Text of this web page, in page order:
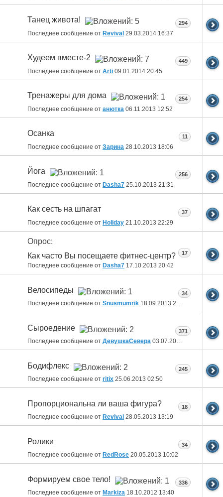
Танец живота!
Последнее сообщение от Revival 29.03.2014 16:37
294
Худеем вместе-2
Последнее сообщение от Arti 09.01.2014 20:45
449
Тренажеры для дома
Последнее сообщение от анютка 06.11.2013 12:52
254
Осанка
Последнее сообщение от Зарина 28.10.2013 18:06
11
Йога
Последнее сообщение от Dasha7 25.10.2013 21:31
256
Как сесть на шпагат
Последнее сообщение от Holiday 21.10.2013 22:29
37
Опрос:
Как часто Вы посещаете фитнес-центр?
Последнее сообщение от Dasha7 17.10.2013 20:42
17
Велосипеды
Последнее сообщение от Snusmumrik 18.09.2013 20:54
34
Сыроедение
Последнее сообщение от ДевушкаСевера 03.07.2013
371
Бодифлекс
Последнее сообщение от ritix 25.06.2013 02:50
245
Пропорциональна ли ваша фигура?
Последнее сообщение от Revival 28.05.2013 13:19
18
Ролики
Последнее сообщение от RedRose 20.05.2013 10:02
34
Формируем свое тело!
Последнее сообщение от Markiza 18.10.2012 13:40
336